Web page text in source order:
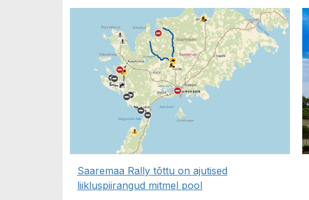
Saaremaa Rally tõttu on ajutised
liikluspiirangud mitmel pool